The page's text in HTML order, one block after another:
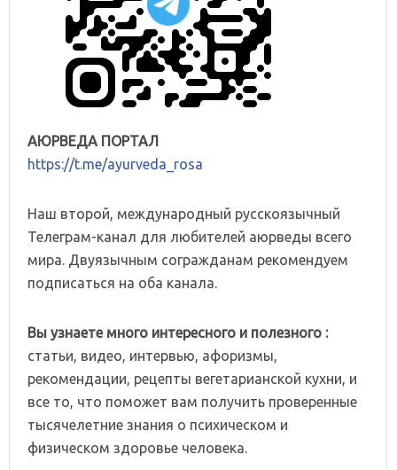
АЮРВЕДА ПОРТАЛ
https://t.me/ayurveda_rosa
Наш второй, международный русскоязычный
Телеграм-канал для любителей аюрведы всего
мира. Двуязычным согражданам рекомендуем
подписаться на оба канала.
Вы узнаете много интересного и полезного :
статьи, видео, интервью, афоризмы,
рекомендации, рецепты вегетарианской кухни, и
все то, что поможет вам получить проверенные
тысячелетние знания о психическом и
физическом здоровье человека.